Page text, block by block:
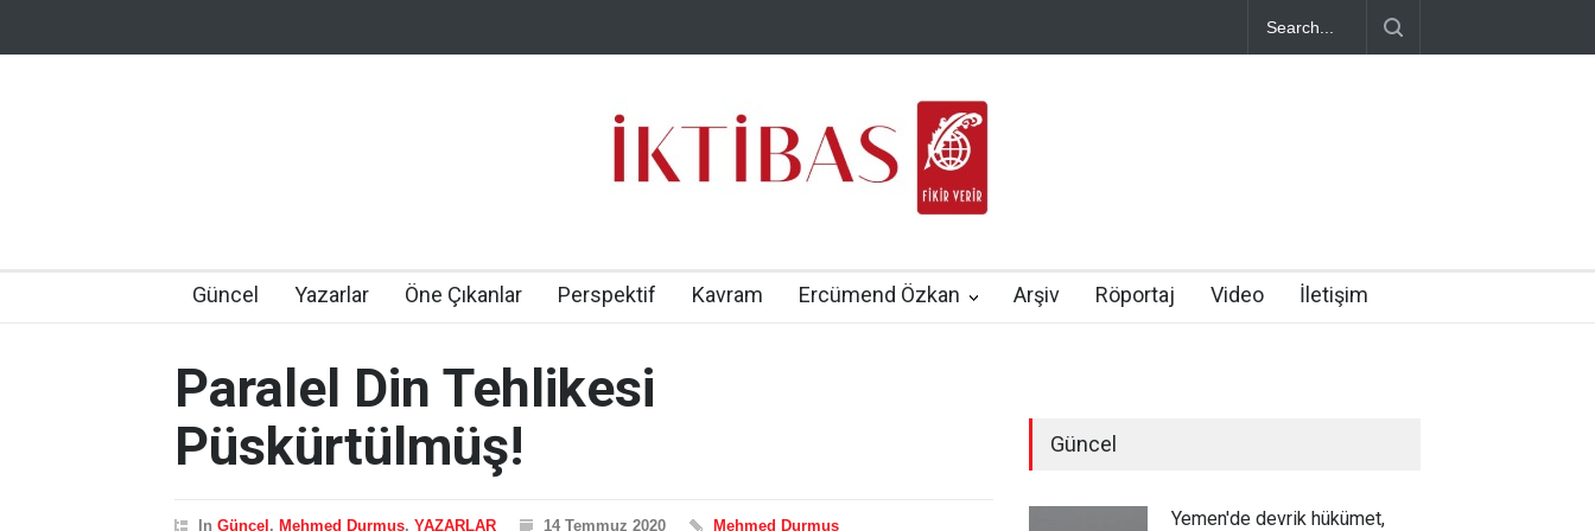
Güncel Yazarlar Öne Çıkanlar Perspektif Kavram Ercümend Özkan Arşiv Röportaj Video İletişim
Paralel Din Tehlikesi
Püskürtülmüş!
In Güncel , Mehmed Durmuş, YAZARLAR 14 Temmuz 2020 Mehmed Durmuş
Güncel
Yemen'de devrik hükümet,